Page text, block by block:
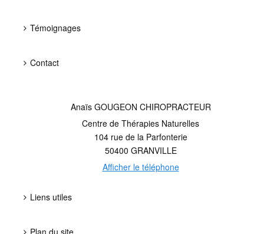
Témoignages
Contact
Anaïs GOUGEON CHIROPRACTEUR
Centre de Thérapies Naturelles
104 rue de la Parfonterie
50400 GRANVILLE
Afficher le téléphone
Liens utiles